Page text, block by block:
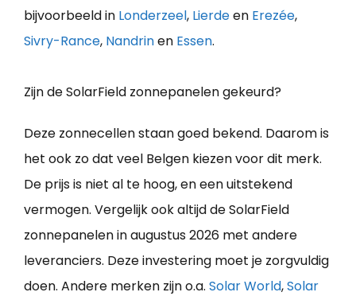
bijvoorbeeld in Londerzeel, Lierdeen Erezée,
Sivry-Rance, Nandrinen Essen.
Zijn de SolarField zonnepanelen gekeurd?
Deze zonnecellen staan goed bekend. Daarom is
het ook zo dat veel Belgen kiezen voor dit merk.
De prijs is niet al te hoog, en een uitstekend
vermogen. Vergelijk ook altijd de SolarField
zonnepanelen in augustus 2026 met andere
leveranciers. Deze investering moet je zorgvuldig
doen. Andere merken zijn o.a. Solar World,Solar